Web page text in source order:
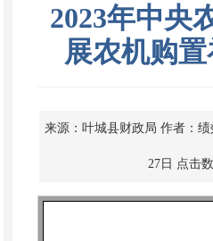
2023年中央
展农机购置
来源：叶城县财政局 作者：绩
27日 点击数